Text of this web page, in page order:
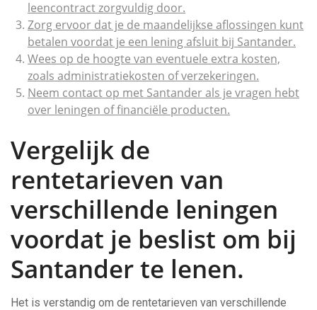
leencontract zorgvuldig door.
Zorg ervoor dat je de maandelijkse aflossingen kunt
betalen voordat je een lening afsluit bij Santander.
Wees op de hoogte van eventuele extra kosten,
zoals administratiekosten of verzekeringen.
Neem contact op met Santander als je vragen hebt
over leningen of financiële producten.
Vergelijk de
rentetarieven van
verschillende leningen
voordat je beslist om bij
Santander te lenen.
Het is verstandig om de rentetarieven van verschillende